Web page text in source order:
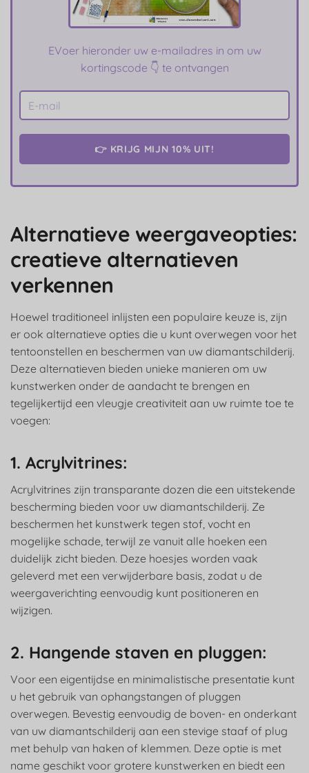
EVoer hieronder uw e-mailadres in om uw
kortingscode 👇 te ontvangen
👉 KRIJG MIJN 10% UIT!
Alternatieve weergaveopties:
creatieve alternatieven
verkennen
Hoewel traditioneel inlijsten een populaire keuze is, zijn
er ook alternatieve opties die u kunt overwegen voor het
tentoonstellen en beschermen van uw diamantschilderij.
Deze alternatieven bieden unieke manieren om uw
kunstwerken onder de aandacht te brengen en
tegelijkertijd een vleugje creativiteit aan uw ruimte toe te
voegen:
1. Acrylvitrines:
Acrylvitrines zijn transparante dozen die een uitstekende
bescherming bieden voor uw diamantschilderij. Ze
beschermen het kunstwerk tegen stof, vocht en
mogelijke schade, terwijl ze vanuit alle hoeken een
duidelijk zicht bieden. Deze hoesjes worden vaak
geleverd met een verwijderbare basis, zodat u de
weergaverichting eenvoudig kunt positioneren en
wijzigen.
2. Hangende staven en pluggen:
Voor een eigentijdse en minimalistische presentatie kunt
u het gebruik van ophangstangen of pluggen
overwegen. Bevestig eenvoudig de boven- en onderkant
van uw diamantschilderij aan een stevige staaf of plug
met behulp van haken of klemmen. Deze optie is met
name geschikt voor grotere kunstwerken en biedt een